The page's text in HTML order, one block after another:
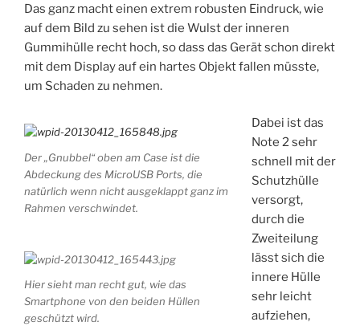
Das ganz macht einen extrem robusten Eindruck, wie
auf dem Bild zu sehen ist die Wulst der inneren
Gummihülle recht hoch, so dass das Gerät schon direkt
mit dem Display auf ein hartes Objekt fallen müsste,
um Schaden zu nehmen.
Der „Gnubbel“ oben am Case ist die
Abdeckung des MicroUSB Ports, die
natürlich wenn nicht ausgeklappt ganz im
Rahmen verschwindet.
Hier sieht man recht gut, wie das
Smartphone von den beiden Hüllen
geschützt wird.
Dabei ist das
Note 2 sehr
schnell mit der
Schutzhülle
versorgt,
durch die
Zweiteilung
lässt sich die
innere Hülle
sehr leicht
aufziehen,